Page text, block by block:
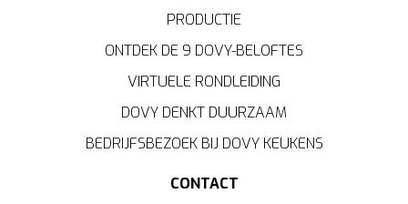
PRODUCTIE
ONTDEK DE 9 DOVY-BELOFTES
VIRTUELE RONDLEIDING
DOVY DENKT DUURZAAM
BEDRIJFSBEZOEK BIJ DOVY KEUKENS
CONTACT